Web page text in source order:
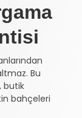
Bu
butik
bahçeleri